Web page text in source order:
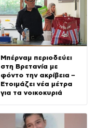
Μπέρναμ περιοδεύει
στη Βρετανία με
φόντο την ακρίβεια –
Ετοιμάζει νέα μέτρα
για τα νοικοκυριά